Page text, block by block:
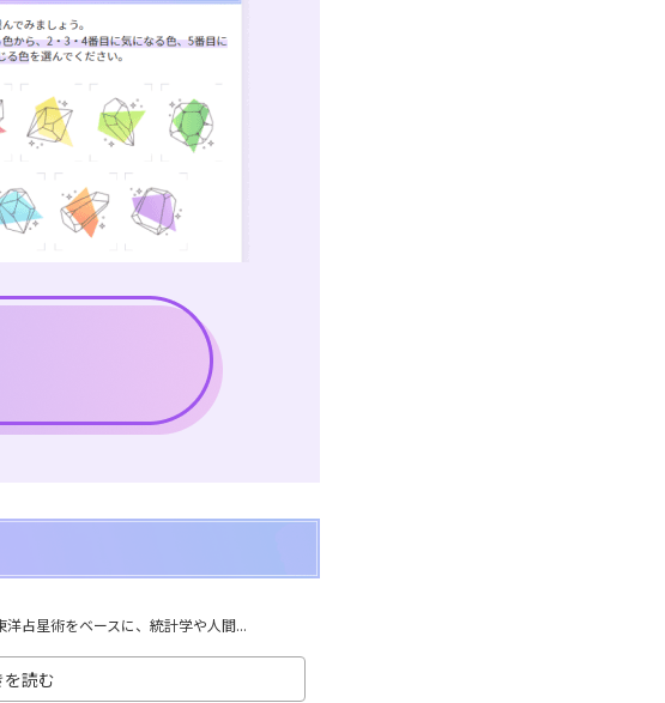
占星術をベースに、統計学や人間...
読む